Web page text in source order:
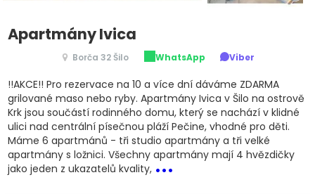
Apartmány Ivica
Borča 32 Šilo WhatsApp Viber
!!AKCE!! Pro rezervace na 10 a více dní dáváme ZDARMA
grilované maso nebo ryby. Apartmány Ivica v Šilo na ostrově
Krk jsou součástí rodinného domu, který se nachází v klidné
ulici nad centrální písečnou pláží Pečine, vhodné pro děti.
Máme 6 apartmánů - tři studio apartmány a tři velké
apartmány s ložnici. Všechny apartmány mají 4 hvězdičky
jako jeden z ukazatelů kvality, ...